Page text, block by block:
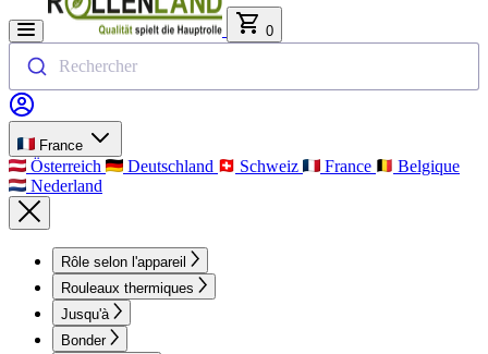
0
Rechercher
France
Österreich Deutschland Schweiz France
Belgique
Nederland
Rôle selon l'appareil
Rouleaux thermiques
Jusqu'à
Bonder